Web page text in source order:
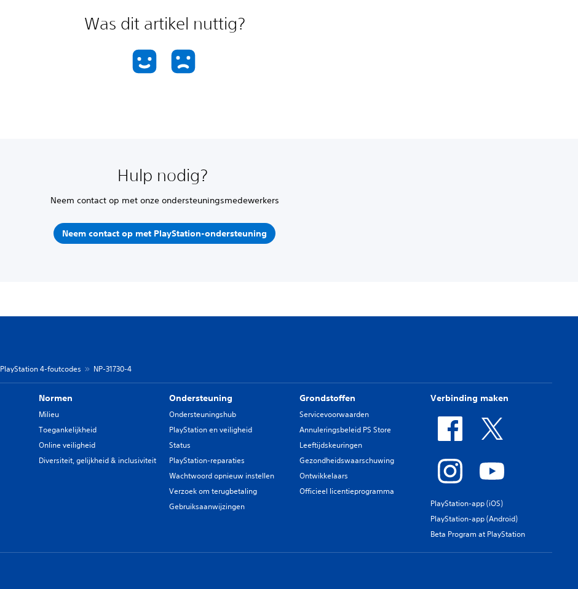
Was dit artikel nuttig?
Hulp nodig?
Neem contact op met onze ondersteuningsmedewerkers
Neem contact op met PlayStation-ondersteuning
PlayStation 4-foutcodes NP-31730-4
Normen
Milieu
Toegankelijkheid
Online veiligheid
Diversiteit, gelijkheid & inclusiviteit
Ondersteuning
Ondersteuningshub
PlayStation en veiligheid
Status
PlayStation-reparaties
Wachtwoord opnieuw instellen
Verzoek om terugbetaling
Gebruiksaanwijzingen
Grondstoffen
Servicevoorwaarden
Annuleringsbeleid PS Store
Leeftijdskeuringen
Gezondheidswaarschuwing
Ontwikkelaars
Officieel licentieprogramma
Verbinding maken
PlayStation-app (iOS)
PlayStation-app (Android)
Beta Program at PlayStation